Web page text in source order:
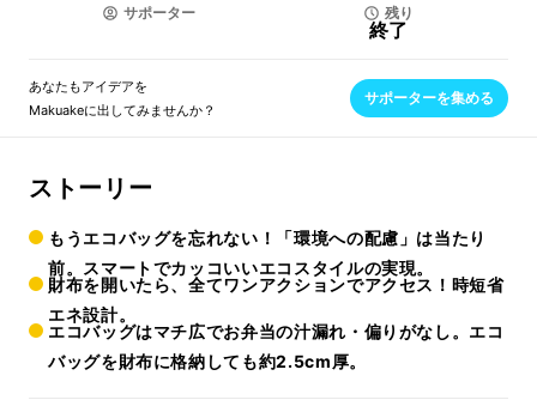
サポーター 残り
終了
あなたもアイデアを
Makuakeに出してみませんか？
サポーターを集める
ストーリー
もうエコバッグを忘れない！「環境への配慮」は当たり
前。スマートでカッコいいエコスタイルの実現。
財布を開いたら、全てワンアクションでアクセス！時短省
エネ設計。
エコバッグはマチ広でお弁当の汁漏れ・偏りがなし。エコ
バッグを財布に格納しても約2.5cm厚。